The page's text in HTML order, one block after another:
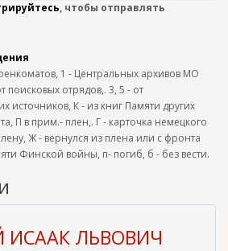
, чтобы отправлять
1 - Центральных архивов МО
поисковых отрядов,. 3, 5 - от
источников, К - из книг Памяти других
П в прим.- плен,. Г - карточка немецкого
Ж - вернулся из плена или с фронта
Финской войны, п- погиб, б - без вести.
ИСААК ЛЬВОВИЧ